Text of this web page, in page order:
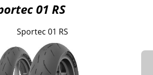
01 RS
Sportec 01 RS